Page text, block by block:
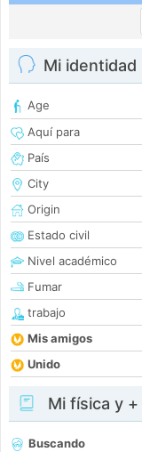
Mi identidad
Age
Aquí para
País
City
Origin
Estado civil
Nivel académico
Fumar
trabajo
Mis amigos
Unido
Mi física y +
Buscando